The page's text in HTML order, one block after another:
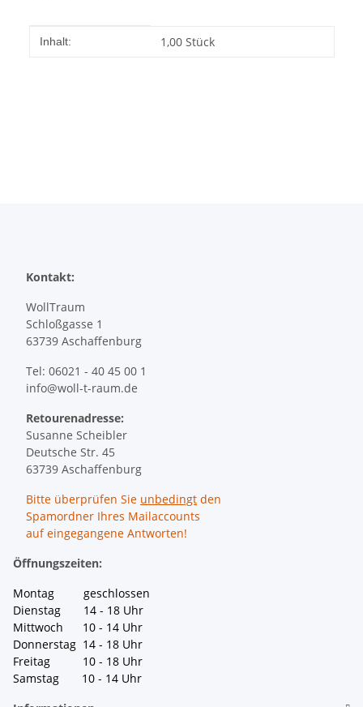
Produkteigenschaft
Wert
Inhalt: 1,00 Stück
Kontakt:
WollTraum
Schloßgasse 1
63739 Aschaffenburg
Tel: 06021 - 40 45 00 1
info@woll-t-raum.de
Retourenadresse:
Susanne Scheibler
Deutsche Str. 45
63739 Aschaffenburg
Bitte überprüfen Sie unbedingt den
Spamordner Ihres Mailaccounts
auf eingegangene Antworten!
Öffnungszeiten:
Montag geschlossen
Dienstag 14 - 18 Uhr
Mittwoch 10 - 14 Uhr
Donnerstag 14 - 18 Uhr
Freitag 10 - 18 Uhr
Samstag 10 - 14 Uhr